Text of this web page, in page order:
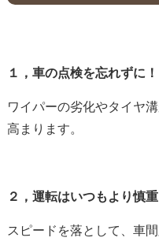
１，車の点検を忘れずに！
ワイパーの劣化やタイヤ
高まります。
２，運転はいつもより慎
スピードを落として、車